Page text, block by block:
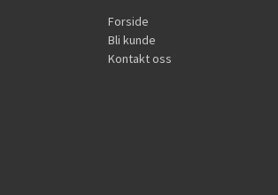
Forside
Bli kunde
Kontakt oss